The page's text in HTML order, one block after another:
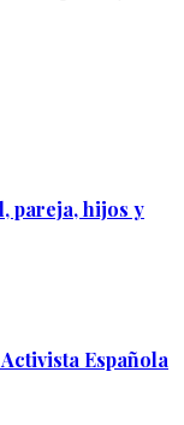
pareja, hijos y
Española